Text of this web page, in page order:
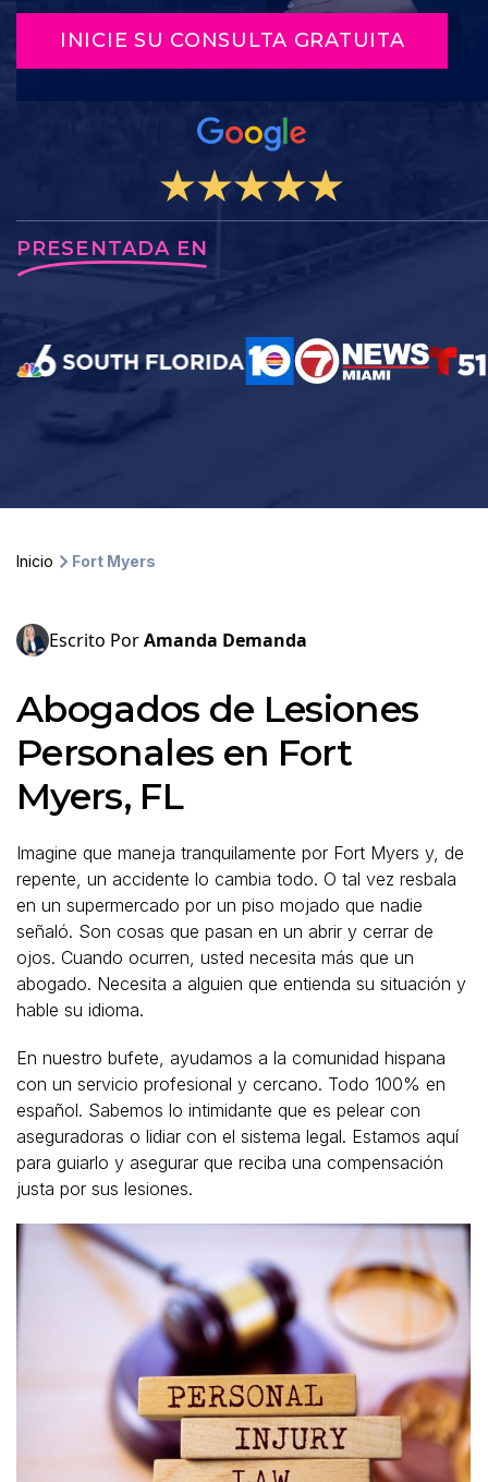
INICIE SU CONSULTA GRATUITA
PRESENTADA EN
Inicio Fort Myers
Escrito PorAmanda Demanda
Abogados de Lesiones
Personales en Fort
Myers, FL
Imagine que maneja tranquilamente por Fort Myers y, de
repente, un accidente lo cambia todo. O tal vez resbala
en un supermercado por un piso mojado que nadie
señaló. Son cosas que pasan en un abrir y cerrar de
ojos. Cuando ocurren, usted necesita más que un
abogado. Necesita a alguien que entienda su situación y
hable su idioma.
En nuestro bufete, ayudamos a la comunidad hispana
con un servicio profesional y cercano. Todo 100% en
español. Sabemos lo intimidante que es pelear con
aseguradoras o lidiar con el sistema legal. Estamos aquí
para guiarlo y asegurar que reciba una compensación
justa por sus lesiones.